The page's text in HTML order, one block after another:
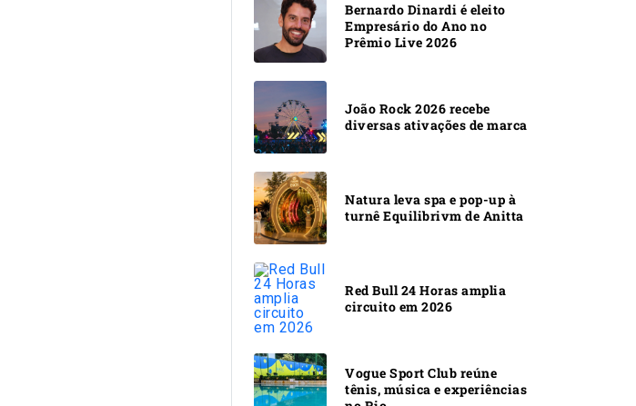
Bernardo Dinardi é eleito
Empresário do Ano no
Prêmio Live 2026
João Rock 2026 recebe
diversas ativações de marca
Natura leva spa e pop-up à
turnê Equilibrivm de Anitta
Red Bull 24 Horas amplia
circuito em 2026
Vogue Sport Club reúne
tênis, música e experiências